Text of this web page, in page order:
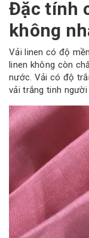
Đặc tính
không
Vải linen có độ
linen không còn
nước. Vải có độ
vải trắng tinh